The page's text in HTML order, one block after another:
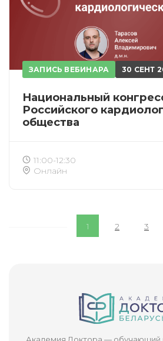
ЗАПИСЬ ВЕБИНАРА 30 СЕНТ
Национальный
Российского
общества
11:00-12:30
Онлайн
1 2 3